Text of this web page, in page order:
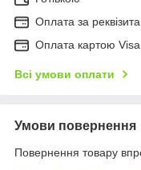
Оплата за
Оплата картою
Всі умови оплати
Умови повернення
Повернення товару